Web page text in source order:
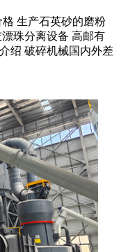
生产石英砂的磨粉
珠分离设备 高邮有
绍 破碎机械国内外差